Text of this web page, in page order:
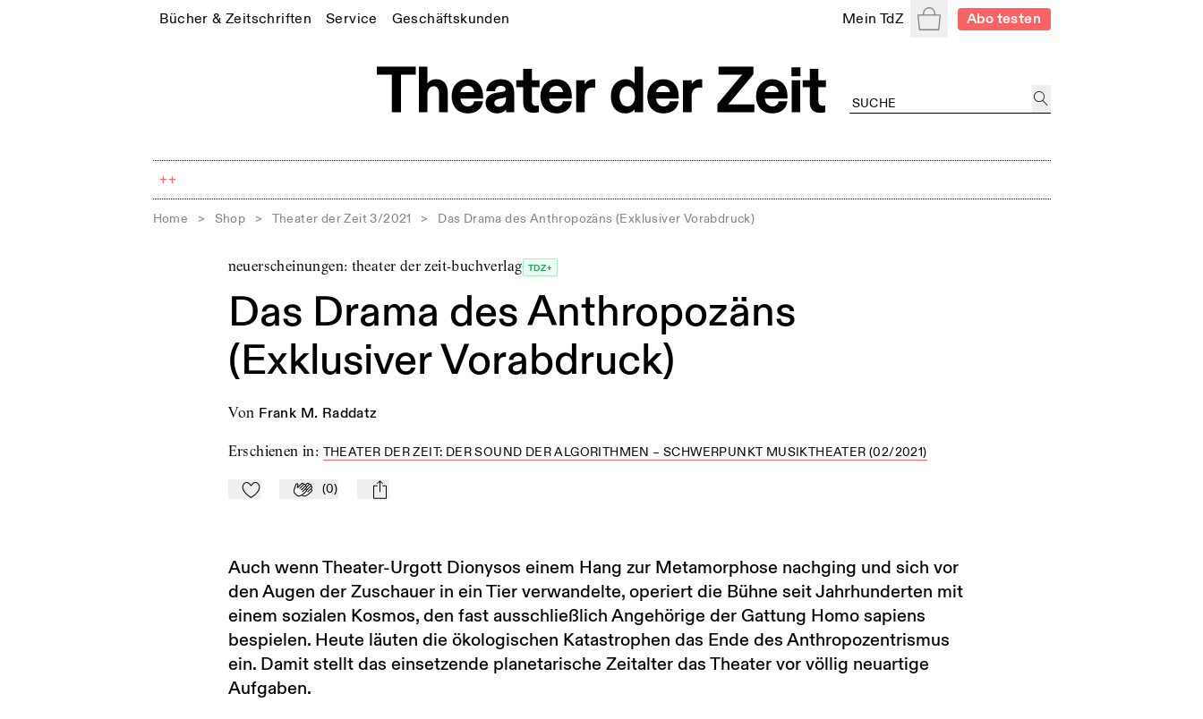
Bücher & Zeitschriften Service Geschäftskunden Mein TdZ WarenkorbAbo testen
++
Home > Shop > Theater der Zeit 3/2021 > Das Drama des Anthropozäns (Exklusiver Vorabdruck)
neuerscheinungen: theater der zeit-buchverlag TDZ+
Das Drama des Anthropozäns
(Exklusiver Vorabdruck)
von Frank M. Raddatz
Erschienen in: THEATER DER ZEIT: DER SOUND DER ALGORITHMEN – SCHWERPUNKT MUSIKTHEATER (02/2021)
Zu Mein-TdZ hinzufügen
Applaudieren
(0) mail
Auch wenn Theater-Urgott Dionysos einem Hang zur Metamorphose nachging und sich vor
den Augen der Zuschauer in ein Tier verwandelte, operiert die Bühne seit Jahrhunderten mit
einem sozialen Kosmos, den fast ausschließlich Angehörige der Gattung Homo sapiens
bespielen. Heute läuten die ökologischen Katastrophen das Ende des Anthropozentrismus
ein. Damit stellt das einsetzende planetarische Zeitalter das Theater vor völlig neuartige
Aufgaben.